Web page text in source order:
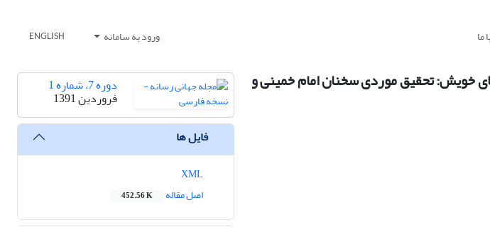
ما ورود به سامانه ENGLISH
خویش: تحقیق موردی سخنان امام خمینی و دوره 7، شماره 1
فروردین 1391
فایل ها
اصل مقاله
452.56 K